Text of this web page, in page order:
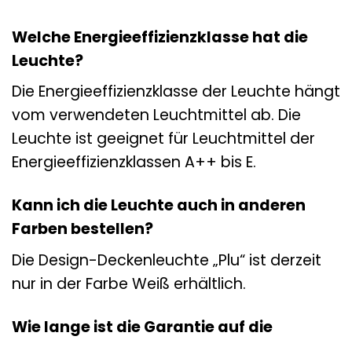
Welche Energieeffizienzklasse hat die
Leuchte?
Die Energieeffizienzklasse der Leuchte hängt
vom verwendeten Leuchtmittel ab. Die
Leuchte ist geeignet für Leuchtmittel der
Energieeffizienzklassen A++ bis E.
Kann ich die Leuchte auch in anderen
Farben bestellen?
Die Design-Deckenleuchte „Plu“ ist derzeit
nur in der Farbe Weiß erhältlich.
Wie lange ist die Garantie auf die